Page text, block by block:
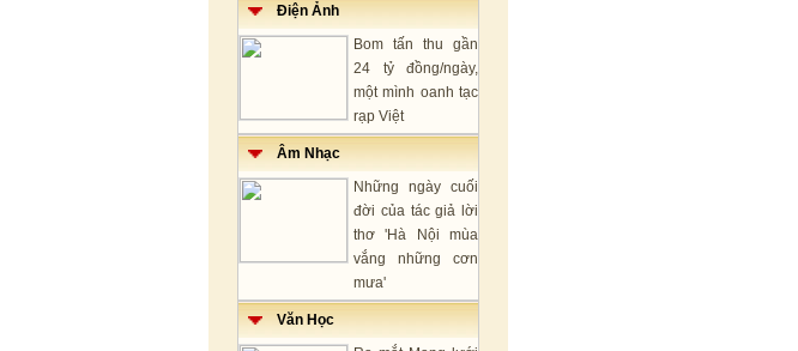
Điện Ảnh
Bom tấn thu gần
24 tỷ đồng/ngày,
một mình oanh tạc
rạp Việt
Âm Nhạc
Những ngày cuối
đời của tác giả lời
thơ 'Hà Nội mùa
vắng những cơn
mưa'
Văn Học